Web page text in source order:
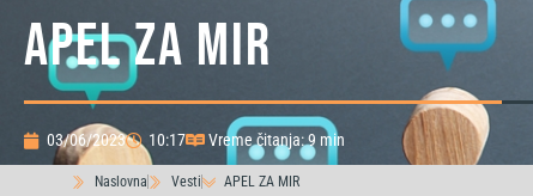
APEL ZA MIR
03/06/2023 10:17 Vreme čitanja: 9 min
Naslovna Vesti APEL ZA MIR